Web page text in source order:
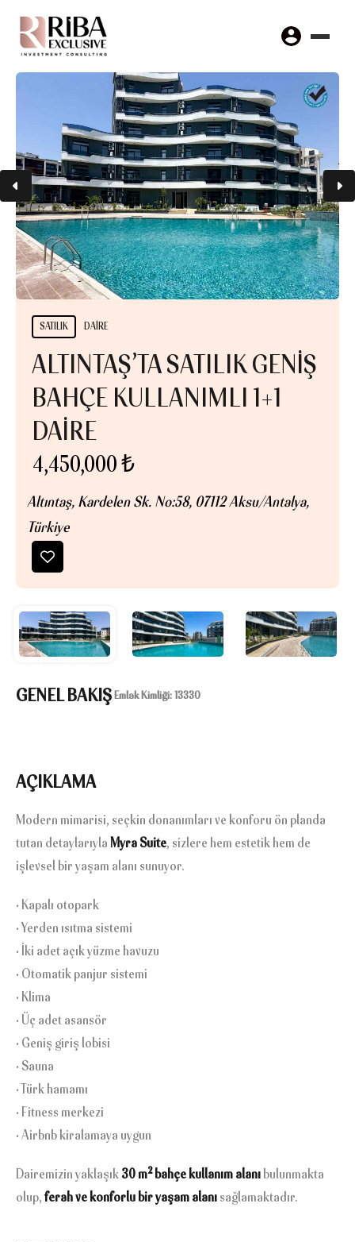
SATILIK DAIRE
ALTINTAŞ’TA SATILIK GENİŞ
BAHÇE KULLANIMLI 1+1
DAİRE
4,450,000 ₺
Altıntaş, Kardelen Sk. No:58, 07112 Aksu/Antalya,
Türkiye
GENEL BAKIŞ Emlak Kimliği: 13330
AÇIKLAMA
Modern mimarisi, seçkin donanımları ve konforu ön planda
tutan detaylarıyla Myra Suite, sizlere hem estetik hem de
işlevsel bir yaşam alanı sunuyor.
• Kapalı otopark
• Yerden ısıtma sistemi
• İki adet açık yüzme havuzu
• Otomatik panjur sistemi
• Klima
• Üç adet asansör
• Geniş giriş lobisi
• Sauna
• Türk hamamı
• Fitness merkezi
• Airbnb kiralamaya uygun
Dairemizin yaklaşık 30 m² bahçe kullanım alanı bulunmakta
olup, ferah ve konforlu bir yaşam alanı sağlamaktadır.